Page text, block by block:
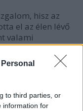
to third parties, or
information for
hisz az
el az élen lévő
valami
meg Vargát
a szombathelyi
kaparintotta